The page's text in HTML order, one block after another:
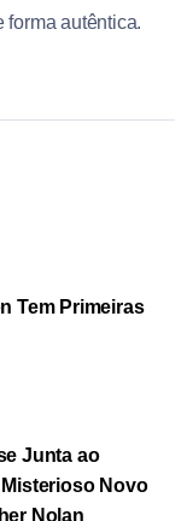
forma autêntica.
Tem Primeiras
Junta ao
Novo
Nolan